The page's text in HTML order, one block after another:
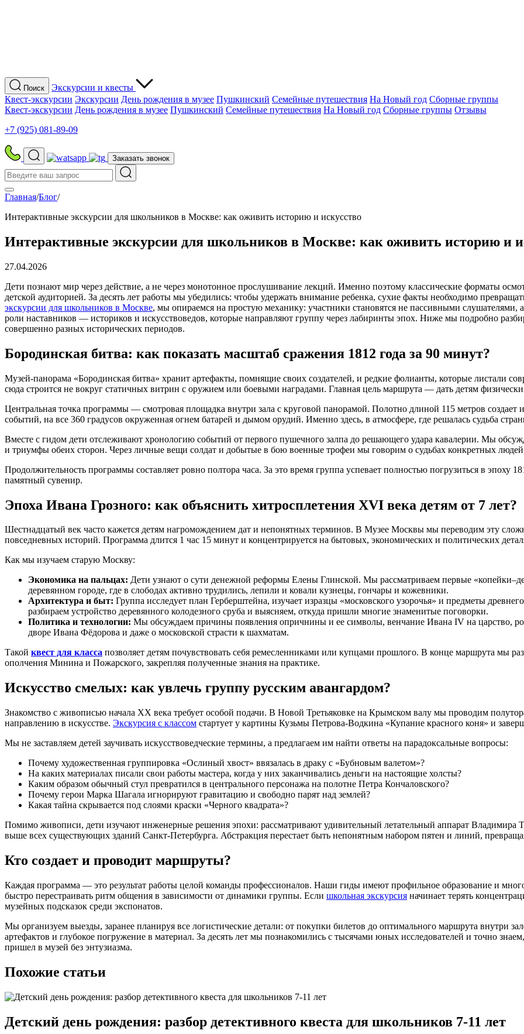
Поиск Экскурсии и квесты
Квест-экскурсии Экскурсии День рождения в музее Пушкинский Семейные путешествия На Новый год Сборные группы
Квест-экскурсии День рождения в музее Пушкинский Семейные путешествия На Новый год Сборные группы Отзывы
+7 (925) 081-89-09
Заказать звонок
Главная/Блог/
Интерактивные экскурсии для школьников в Москве: как оживить историю и искусство
Интерактивные экскурсии для школьников в Москве: как оживить историю и
27.04.2026
Дети познают мир через действие, а не через монотонное прослушивание лекций. Именно поэтому классические форматы
детской аудиторией. За десять лет работы мы убедились: чтобы удержать внимание ребенка, сухие факты необходимо
экскурсии для школьников в Москве, мы опираемся на простую механику: участники становятся не пассивными
роли наставников — историков и искусствоведов, которые направляют группу через лабиринты эпох. Ниже мы подробно
совершенно разных исторических периодов.
Бородинская битва: как показать масштаб сражения 1812 года за 90 минут?
Музей-панорама «Бородинская битва» хранит артефакты, помнящие своих создателей, и редкие фолианты, которые листали
сюда строится не вокруг статичных витрин с оружием или боевыми наградами. Главная цель маршрута — дать детям
Центральная точка программы — смотровая площадка внутри зала с круговой панорамой. Полотно длиной 115 метров создает
событий, на все 360 градусов окруженная огнем батарей и дымом орудий. Именно здесь, в атмосфере, где решалась судьба
Вместе с гидом дети отслеживают хронологию событий от первого пушечного залпа до решающего удара кавалерии. Мы
и триумфы обеих сторон. Через личные вещи солдат и добытые в бою военные трофеи мы говорим о судьбах конкретных
Продолжительность программы составляет ровно полтора часа. За это время группа успевает полностью погрузиться в эпоху
памятный сувенир.
Эпоха Ивана Грозного: как объяснить хитросплетения XVI века детям от 7 лет?
Шестнадцатый век часто кажется детям нагромождением дат и непонятных терминов. В Музее Москвы мы переводим эту
повседневных историй. Программа длится 1 час 15 минут и концентрируется на бытовых, экономических и политических
Как мы изучаем старую Москву:
Экономика на пальцах: Дети узнают о сути денежной реформы Елены Глинской. Мы рассматриваем первые
деревянном городе, где в слободах активно трудились, лепили и ковали кузнецы, гончары и кожевники.
Архитектура и быт: Группа исследует план Герберштейна, изучает изразцы «московского узорочья» и предметы
разбираем устройство деревянного колодезного сруба и выясняем, откуда пришли многие знаменитые поговорки.
Политика и технологии: Мы обсуждаем причины появления опричнины и ее символы, венчание Ивана IV на царство,
дворе Ивана Фёдорова и даже о московской страсти к шахматам.
Такой квест для класса позволяет детям почувствовать себя ремесленниками или купцами прошлого. В конце маршрута мы
ополчения Минина и Пожарского, закрепляя полученные знания на практике.
Искусство смелых: как увлечь группу русским авангардом?
Знакомство с живописью начала XX века требует особой подачи. В Новой Третьяковке на Крымском валу мы проводим
направлению в искусстве. Экскурсия с классом стартует у картины Кузьмы Петрова-Водкина «Купание красного коня» и
Мы не заставляем детей заучивать искусствоведческие термины, а предлагаем им найти ответы на парадоксальные вопросы:
Почему художественная группировка «Ослиный хвост» ввязалась в драку с «Бубновым валетом»?
На каких материалах писали свои работы мастера, когда у них заканчивались деньги на настоящие холсты?
Каким образом обычный стул превратился в центрального персонажа на полотне Петра Кончаловского?
Почему герои Марка Шагала игнорируют гравитацию и свободно парят над землей?
Какая тайна скрывается под слоями краски «Черного квадрата»?
Помимо живописи, дети изучают инженерные решения эпохи: рассматривают удивительный летательный аппарат Владимира
выше всех существующих зданий Санкт-Петербурга. Абстракция перестает быть непонятным набором пятен и линий,
Кто создает и проводит маршруты?
Каждая программа — это результат работы целой команды профессионалов. Наши гиды имеют профильное образование и
быстро перестраивать ритм общения в зависимости от динамики группы. Если школьная экскурсия начинает терять
музейных подсказок среди экспонатов.
Мы организуем выезды, заранее планируя все логистические детали: от покупки билетов до оптимального маршрута внутри
артефактов и глубокое погружение в материал. За десять лет мы познакомились с тысячами юных исследователей и точно
пришел в музей без энтузиазма.
Похожие статьи
Детский день рождения: разбор детективного квеста для школьников 7-11 лет